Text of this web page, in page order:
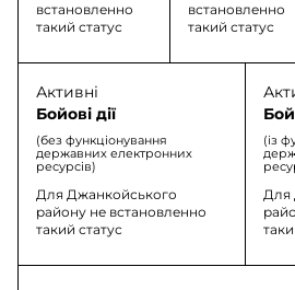
встановленно
такий статус
встановленно
такий статус
Активні
Бойові дії
(без функціонування
державних електронних
ресурсів)
Для Джанкойського
району не встановленно
такий статус
(із
Для